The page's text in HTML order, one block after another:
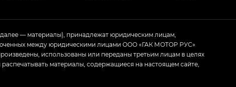
стиле — GL(S-Style)
— материалы), принадлежат юридическим лицам,
между юридическими лицами ООО «ГАК МОТОР РУС»
использованы или переданы третьим лицам в целях
материалы, содержащиеся на настоящем сайте,